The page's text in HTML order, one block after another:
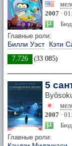
2007 ·
Главные роли:
Билли Уэст Кэти
7.726 (33 085)
5
2007 ·
Главные роли: